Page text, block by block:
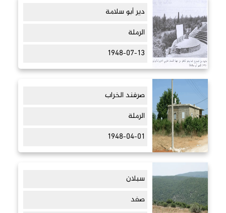
دير أبو سلامة
الرملة
1948-07-13
صرفند الخراب
الرملة
1948-04-01
سبلان
صفد